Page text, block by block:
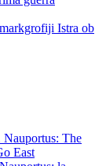
Istra ob
Nauportus: The
East